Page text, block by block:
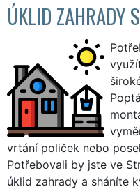
ÚKLID ZAHRADY
vrtání poliček nebo
Potřebovali by jste ve
úklid zahrady a sháníte